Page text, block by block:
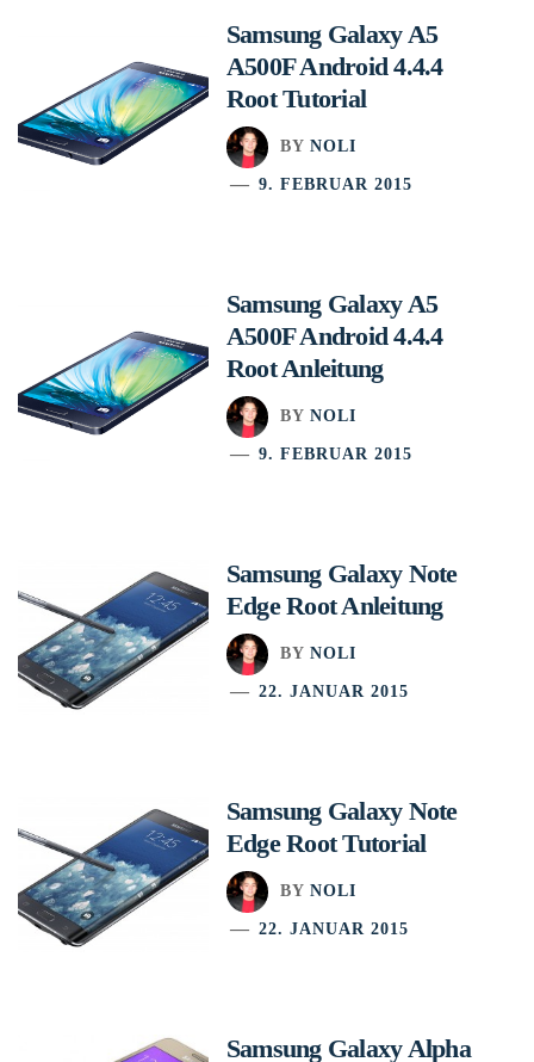
Samsung Galaxy A5
A500F Android 4.4.4
Root Tutorial
BY NOLI
9. FEBRUAR 2015
Samsung Galaxy A5
A500F Android 4.4.4
Root Anleitung
BY NOLI
9. FEBRUAR 2015
Samsung Galaxy Note
Edge Root Anleitung
BY NOLI
22. JANUAR 2015
Samsung Galaxy Note
Edge Root Tutorial
BY NOLI
22. JANUAR 2015
Samsung Galaxy Alpha